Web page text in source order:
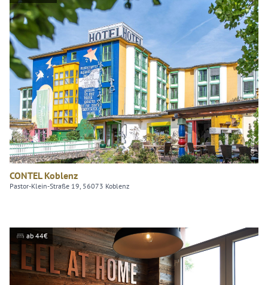
CONTEL Hotel GmbH
CONTEL Koblenz
Pastor-Klein-Straße 19, 56073 Koblenz
ab 44€